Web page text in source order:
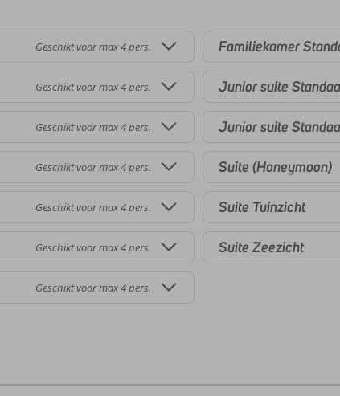
Geschikt voor max 4 pers.
Geschikt voor max 4 pers.
Geschikt voor max 4 pers.
Geschikt voor max 4 pers.
Geschikt voor max 4 pers.
Geschikt voor max 4 pers.
Geschikt voor max 4 pers.
Familiekamer
Junior suite
Junior suite
Suite (Honeymoon)
Suite Tuinzicht
Suite Zeezicht